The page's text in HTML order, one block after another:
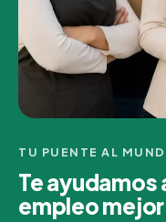
TU PUENTE AL
Te ayudamos
empleo mejor